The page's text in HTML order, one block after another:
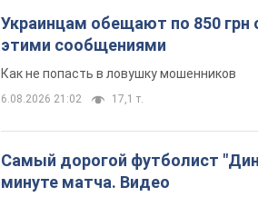
Украинцам обещают по 850 грн
этими сообщениями
Как не попасть в ловушку мошенников
6.08.2026 21:02 17,1 т.
Самый дорогой футболист
минуте матча. Видео